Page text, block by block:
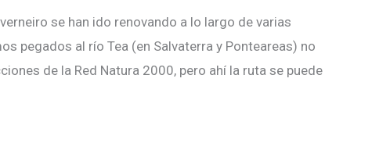
se han ido renovando a lo largo de varias
pegados al río Tea (en Salvaterra y Ponteareas) no
de la Red Natura 2000, pero ahí la ruta se puede